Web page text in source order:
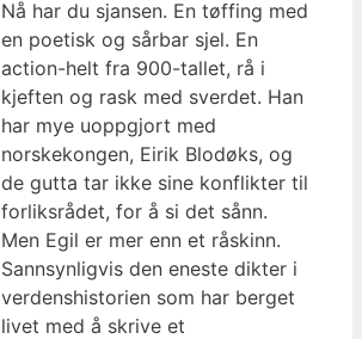
Nå har du sjansen. En tøffing med
en poetisk og sårbar sjel. En
action-helt fra 900-tallet, rå i
kjeften og rask med sverdet. Han
har mye uoppgjort med
norskekongen, Eirik Blodøks, og
de gutta tar ikke sine konflikter til
forliksrådet, for å si det sånn.
Men Egil er mer enn et råskinn.
Sannsynligvis den eneste dikter i
verdenshistorien som har berget
livet med å skrive et